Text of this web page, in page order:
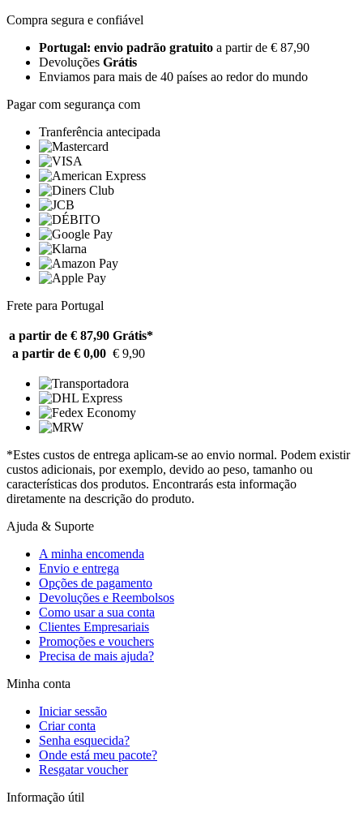
Compra segura e confiável
Portugal: envio padrão gratuito a partir de € 87,90
Devoluções Grátis
Enviamos para mais de 40 países ao redor do mundo
Pagar com segurança com
Tranferência antecipada
Frete para Portugal
a partir de € 87,90 Grátis*
a partir de € 0,00 € 9,90
*Estes custos de entrega aplicam-se ao envio normal. Podem existir
custos adicionais, por exemplo, devido ao peso, tamanho ou
características dos produtos. Encontrarás esta informação
diretamente na descrição do produto.
Ajuda & Suporte
A minha encomenda
Envio e entrega
Opções de pagamento
Devoluções e Reembolsos
Como usar a sua conta
Clientes Empresariais
Promoções e vouchers
Precisa de mais ajuda?
Minha conta
Iniciar sessão
Criar conta
Senha esquecida?
Onde está meu pacote?
Resgatar voucher
Informação útil